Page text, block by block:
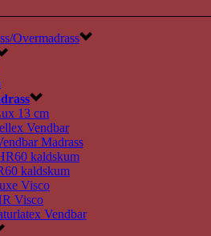
Overmadrass
13 cm
Vendbar
Madrass
kaldskum
kaldskum
Visco
Visco
Vendbar